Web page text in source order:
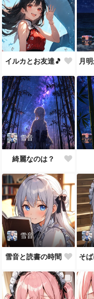
イルカとお友達🎵
雪音
綺麗なのは？
雪音
雪音と読書の時間